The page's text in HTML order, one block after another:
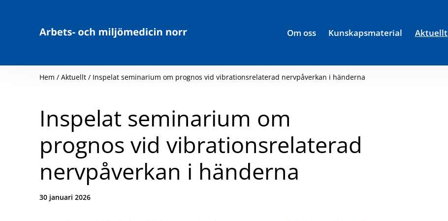
Om oss Kunskapsmaterial Aktuellt
Hem / Aktuellt / Inspelat seminarium om prognos vid vibrationsrelaterad nervpåverkan i händerna
Inspelat seminarium om
prognos vid vibrationsrelaterad
nervpåverkan i händerna
Datum:
30 januari 2026